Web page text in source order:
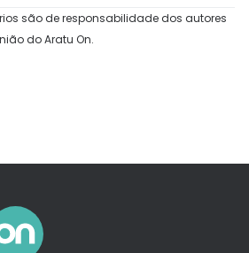
são de responsabilidade dos autores
do Aratu On.